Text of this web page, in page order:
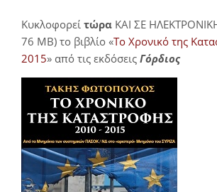
Κυκλοφορεί τώρα ΚΑΙ ΣΕ
76 MB) το βιβλίο «Το Χρονικό της
2015» από τις εκδόσεις Γόρδιος